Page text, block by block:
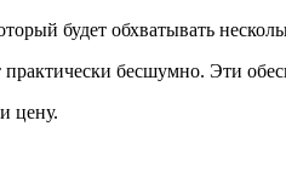
будет обхватывать
бесшумно. Эти
цену.